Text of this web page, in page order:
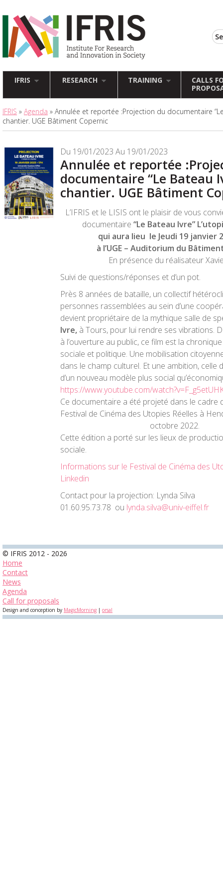
IFRIS RESEARCH TRAINING
CALLS
IFRIS » Agenda » Annulée et reportée :Projection du documentaire
chantier. UGE Bâtiment Copernic
Du 19/01/2023 Au 19/01/2023
Annulée et reportée
documentaire “Le Bateau
chantier. UGE Bâtiment
L’IFRIS et le LISIS ont le plaisir de vous
documentaire “Le Bateau Ivre”
qui aura lieu le Jeudi 19 janvier
à l’UGE – Auditorium du
En présence du réalisateur
Suivi de questions/réponses et d’un pot.
Près 8 années de bataille, un collectif
personnes rassemblées au sein d’une
devient propriétaire de la mythique salle de
Ivre, à Tours, pour lui rendre ses vibrations.
à l’ouverture au public, ce film est la
sociale et politique. Une mobilisation
dans le champ culturel. Et une ambition, celle
d’un nouveau modèle plus social
https://www.youtube.com/
Ce documentaire a été projeté dans le cadre
Festival de Cinéma des Utopies Réelles à
octobre 2022.
Cette édition a porté sur les lieux de
sociale.
Informations sur le Festival de Cinéma des
Linkedin
Contact pour la projection: Lynda Silva
01.60.95.73.78 ou lynda.silva@univ-eiffel.fr
© IFRIS 2012 - 2026
Home
Contact
News
Agenda
Call for proposals
Design and conception by MagicMorning | orsal